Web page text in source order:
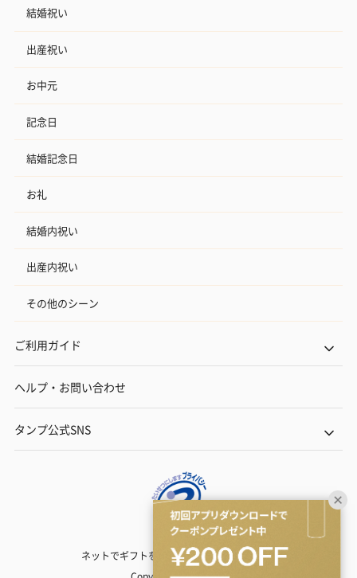
結婚祝い
出産祝い
お中元
記念日
結婚記念日
お礼
結婚内祝い
出産内祝い
その他のシーン
ご利用ガイド
ヘルプ・お問い合わせ
タンプ公式SNS
ネットでギフトを贈るなら | TANP（タンプ）